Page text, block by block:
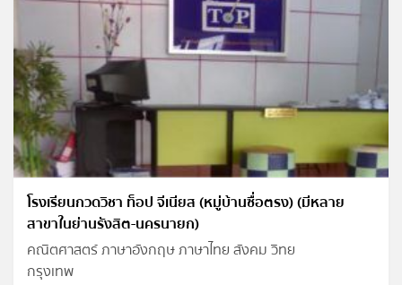
โรงเรียนกวดวิชา ท็อป จีเนียส (หมู่บ้านซื่อตรง) (มีหลาย
สาขาในย่านรังสิต-นครนายก)
คณิตศาสตร์ ภาษาอังกฤษ ภาษาไทย สังคม วิทย
กรุงเทพ